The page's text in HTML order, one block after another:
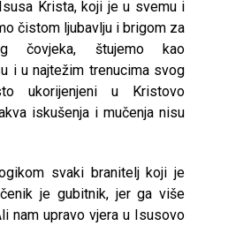
Krista, koji je u svemu i
čistom ljubavlju i brigom za
čovjeka, štujemo kao
i u najtežim trenucima svog
ukorijenjeni u Kristovo
iskušenja i mučenja nisu
svaki branitelj koji je
je gubitnik, jer ga više
nam upravo vjera u Isusovo